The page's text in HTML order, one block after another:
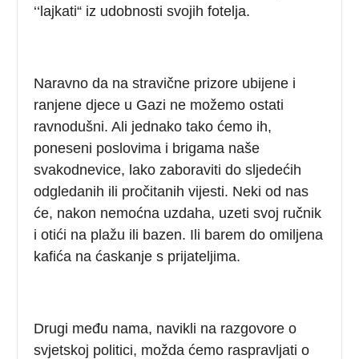
‘‘lajkati“ iz udobnosti svojih fotelja.
Naravno da na stravične prizore ubijene i
ranjene djece u Gazi ne možemo ostati
ravnodušni. Ali jednako tako ćemo ih,
poneseni poslovima i brigama naše
svakodnevice, lako zaboraviti do sljedećih
odgledanih ili pročitanih vijesti. Neki od nas
će, nakon nemoćna uzdaha, uzeti svoj ručnik
i otići na plažu ili bazen. Ili barem do omiljena
kafića na ćaskanje s prijateljima.
Drugi među nama, navikli na razgovore o
svjetskoj politici, možda ćemo raspravljati o